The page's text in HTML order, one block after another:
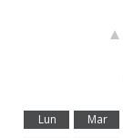
Lun Mar